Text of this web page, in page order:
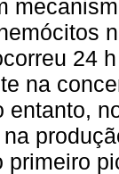
24
na
entanto,
primeiro